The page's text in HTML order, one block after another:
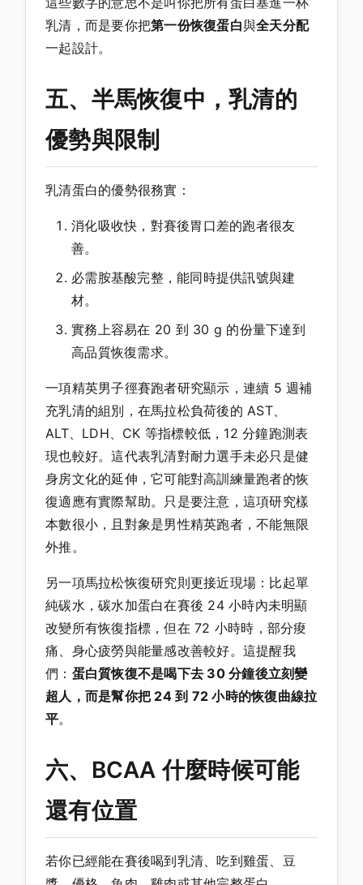
乳清，而是要你把第一份恢復蛋白與全天分配
一起設計。
五、半馬恢復中，乳清的
優勢與限制
乳清蛋白的優勢很務實：
消化吸收快，對賽後胃口差的跑者很友
善。
必需胺基酸完整，能同時提供訊號與建
材。
實務上容易在 20 到 30 g 的份量下達到
高品質恢復需求。
一項精英男子徑賽跑者研究顯示，連續 5 週補
充乳清的組別，在馬拉松負荷後的 AST、
ALT、LDH、CK 等指標較低，12 分鐘跑測表
現也較好。這代表乳清對耐力選手未必只是健
身房文化的延伸，它可能對高訓練量跑者的恢
復適應有實際幫助。只是要注意，這項研究樣
本數很小，且對象是男性精英跑者，不能無限
外推。
另一項馬拉松恢復研究則更接近現場：比起單
純碳水，碳水加蛋白在賽後 24 小時內未明顯
改變所有恢復指標，但在 72 小時時，部分痠
痛、身心疲勞與能量感改善較好。這提醒我
們： 蛋白質恢復不是喝下去 30 分鐘後立刻變
超人，而是幫你把 24 到 72 小時的恢復曲線拉
平。
六、BCAA 什麼時候可能
還有位置
若你已經能在賽後喝到乳清、吃到雞蛋、豆